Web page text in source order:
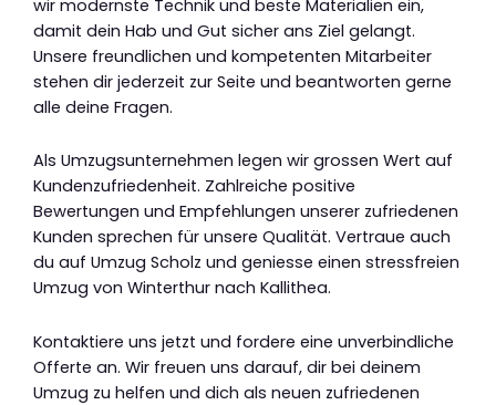
wir modernste Technik und beste Materialien ein,
damit dein Hab und Gut sicher ans Ziel gelangt.
Unsere freundlichen und kompetenten Mitarbeiter
stehen dir jederzeit zur Seite und beantworten gerne
alle deine Fragen.
Als Umzugsunternehmen legen wir grossen Wert auf
Kundenzufriedenheit. Zahlreiche positive
Bewertungen und Empfehlungen unserer zufriedenen
Kunden sprechen für unsere Qualität. Vertraue auch
du auf Umzug Scholz und geniesse einen stressfreien
Umzug von Winterthur nach Kallithea.
Kontaktiere uns jetzt und fordere eine unverbindliche
Offerte an. Wir freuen uns darauf, dir bei deinem
Umzug zu helfen und dich als neuen zufriedenen